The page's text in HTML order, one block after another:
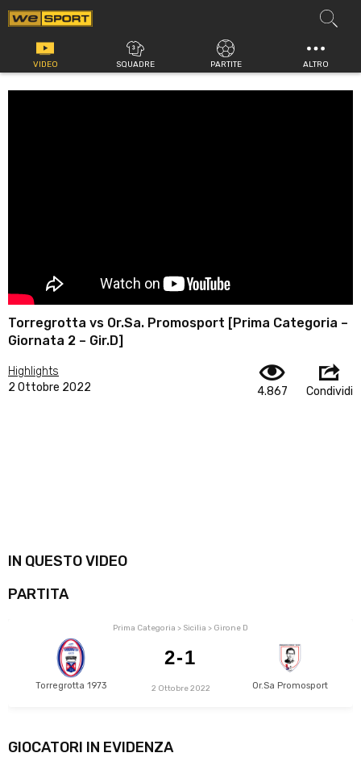
Vai
al
contenuto
VIDEO SQUADRE PARTITE ALTRO
Torregrotta vs Or.Sa. Promosport [Prima Categoria –
Giornata 2 – Gir.D]
Highlights
2 Ottobre 2022
4.867 Condividi
IN QUESTO VIDEO
PARTITA
Prima Categoria > Sicilia > Girone D
Torregrotta 1973
2-1
Or.Sa Promosport
2 Ottobre 2022
GIOCATORI IN EVIDENZA